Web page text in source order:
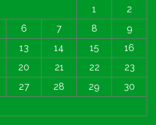
1
2
6 7 8
9
13 14 15
16
20 21 22
23
27 28 29
30